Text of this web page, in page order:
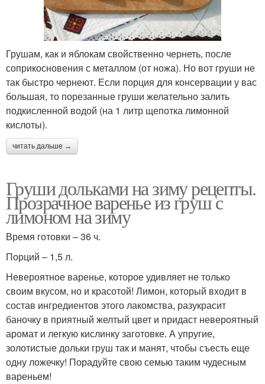
Грушам, как и яблокам свойственно чернеть, после
соприкосновения с металлом (от ножа). Но вот груши не
так быстро чернеют. Если порция для консервации у вас
большая, то порезанные груши желательно залить
подкисленной водой (на 1 литр щепотка лимонной
кислоты).
читать дальше →
Груши дольками на зиму рецепты.
Прозрачное варенье из груш с
лимоном на зиму
Время готовки – 36 ч.
Порций – 1,5 л.
Невероятное варенье, которое удивляет не только
своим вкусом, но и красотой! Лимон, который входит в
состав ингредиентов этого лакомства, разукрасит
баночку в приятный желтый цвет и придаст невероятный
аромат и легкую кислинку заготовке. А упругие,
золотистые дольки груш так и манят, чтобы съесть еще
одну ложечку! Порадуйте свою семью таким чудесным
вареньем!